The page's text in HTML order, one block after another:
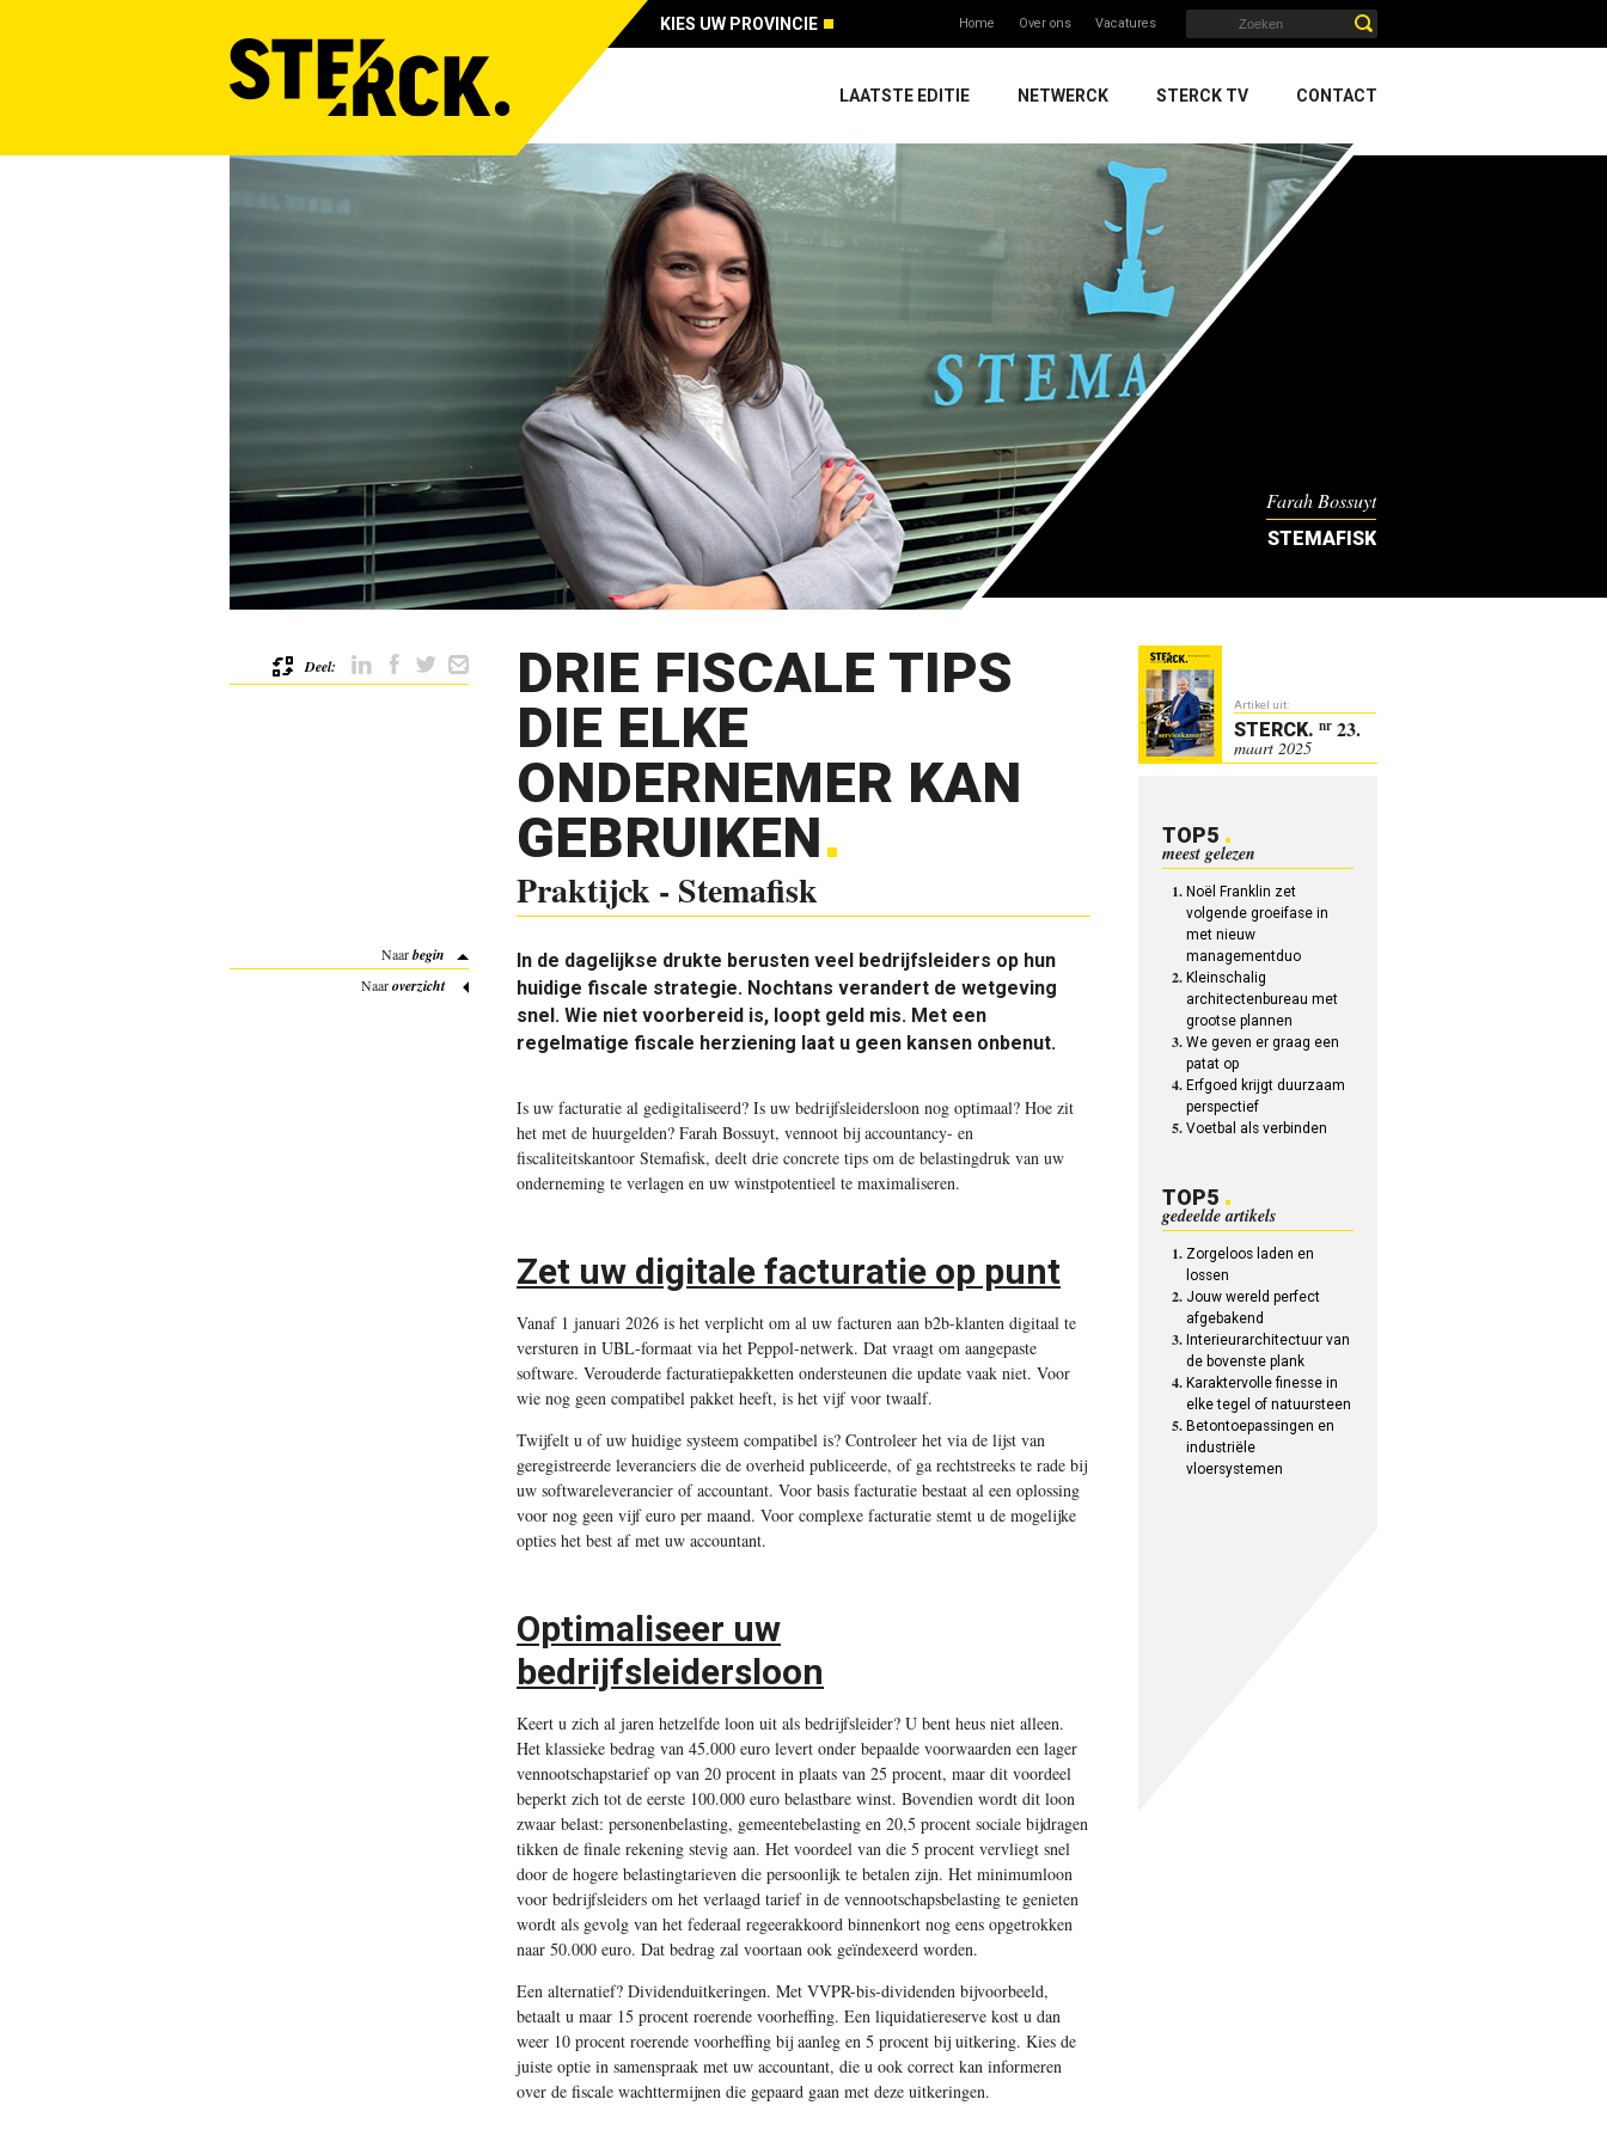
KIES UW PROVINCIE Home Over ons Vacatures
LAATSTE EDITIE NETWERCK STERCK TV CONTACT
Farah Bossuyt
STEMAFISK
DRIE FISCALE TIPS
DIE ELKE
ONDERNEMER KAN
GEBRUIKEN
Praktijck - Stemafisk
In de dagelijkse drukte berusten veel bedrijfsleiders op hun
huidige fiscale strategie. Nochtans verandert de wetgeving
snel. Wie niet voorbereid is, loopt geld mis. Met een
regelmatige fiscale herziening laat u geen kansen onbenut.
Is uw facturatie al gedigitaliseerd? Is uw bedrijfsleidersloon nog optimaal? Hoe zit
het met de huurgelden? Farah Bossuyt, vennoot bij accountancy- en
fiscaliteitskantoor Stemafisk, deelt drie concrete tips om de belastingdruk van uw
onderneming te verlagen en uw winstpotentieel te maximaliseren.
Zet uw digitale facturatie op punt
Vanaf 1 januari 2026 is het verplicht om al uw facturen aan b2b-klanten digitaal te
versturen in UBL-formaat via het Peppol-netwerk. Dat vraagt om aangepaste
software. Verouderde facturatiepakketten ondersteunen die update vaak niet. Voor
wie nog geen compatibel pakket heeft, is het vijf voor twaalf.
Twijfelt u of uw huidige systeem compatibel is? Controleer het via de lijst van
geregistreerde leveranciers die de overheid publiceerde, of ga rechtstreeks te rade bij
uw softwareleverancier of accountant. Voor basis facturatie bestaat al een oplossing
voor nog geen vijf euro per maand. Voor complexe facturatie stemt u de mogelijke
opties het best af met uw accountant.
Optimaliseer uw
bedrijfsleidersloon
Keert u zich al jaren hetzelfde loon uit als bedrijfsleider? U bent heus niet alleen.
Het klassieke bedrag van 45.000 euro levert onder bepaalde voorwaarden een lager
vennootschapstarief op van 20 procent in plaats van 25 procent, maar dit voordeel
beperkt zich tot de eerste 100.000 euro belastbare winst. Bovendien wordt dit loon
zwaar belast: personenbelasting, gemeentebelasting en 20,5 procent sociale bijdragen
tikken de finale rekening stevig aan. Het voordeel van die 5 procent vervliegt snel
door de hogere belastingtarieven die persoonlijk te betalen zijn. Het minimumloon
voor bedrijfsleiders om het verlaagd tarief in de vennootschapsbelasting te genieten
wordt als gevolg van het federaal regeerakkoord binnenkort nog eens opgetrokken
naar 50.000 euro. Dat bedrag zal voortaan ook geïndexeerd worden.
Een alternatief? Dividenduitkeringen. Met VVPR-bis-dividenden bijvoorbeeld,
betaalt u maar 15 procent roerende voorheffing. Een liquidatiereserve kost u dan
weer 10 procent roerende voorheffing bij aanleg en 5 procent bij uitkering. Kies de
juiste optie in samenspraak met uw accountant, die u ook correct kan informeren
over de fiscale wachttermijnen die gepaard gaan met deze uitkeringen.
Deel:
Naarbegin
Naaroverzicht
Artikel uit:
STERCK. nr 23.
maart 2025
TOP5
meest gelezen
Noël Franklin zet
volgende groeifase in
met nieuw
managementduo
Kleinschalig
architectenbureau met
grootse plannen
We geven er graag een
patat op
Erfgoed krijgt duurzaam
perspectief
Voetbal als verbinden
TOP5
gedeelde artikels
Zorgeloos laden en
lossen
Jouw wereld perfect
afgebakend
Interieurarchitectuur van
de bovenste plank
Karaktervolle finesse in
elke tegel of natuursteen
Betontoepassingen en
industriële
vloersystemen